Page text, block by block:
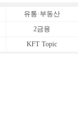
유통·부동산
2금융
KFT Topic